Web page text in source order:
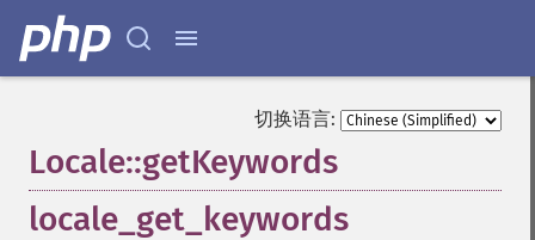
切换语言:
Locale::getKeywords
locale_get_keywords